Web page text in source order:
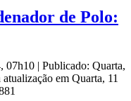
de Polo:
07h10 | Publicado: Quarta,
em Quarta, 11